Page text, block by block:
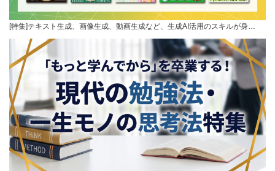
[特集]テキスト生成、画像生成、動画生成など、生成AI活用のスキルが身…